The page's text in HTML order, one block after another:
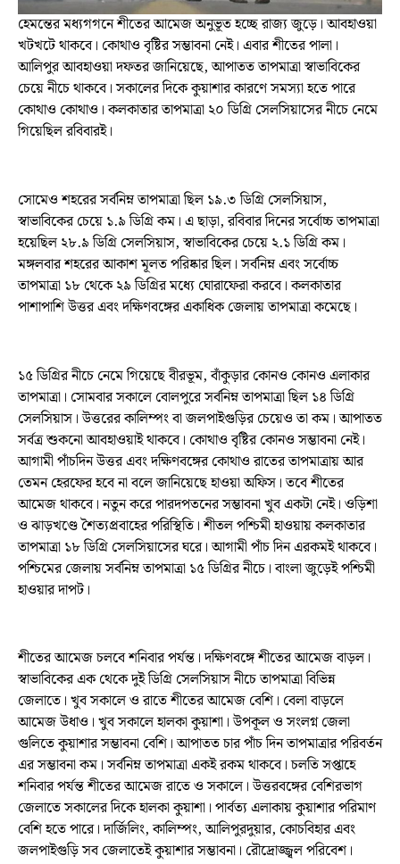
হেমন্তের মধ্যগগনে শীতের আমেজ অনুভূত হচ্ছে রাজ্য জুড়ে। আবহাওয়া
খটখটে থাকবে। কোথাও বৃষ্টির সম্ভাবনা নেই। এবার শীতের পালা।
আলিপুর আবহাওয়া দফতর জানিয়েছে, আপাতত তাপমাত্রা স্বাভাবিকের
চেয়ে নীচে থাকবে। সকালের দিকে কুয়াশার কারণে সমস্যা হতে পারে
কোথাও কোথাও। কলকাতার তাপমাত্রা ২০ ডিগ্রি সেলসিয়াসের নীচে নেমে
গিয়েছিল রবিবারই।
সোমেও শহরের সর্বনিম্ন তাপমাত্রা ছিল ১৯.৩ ডিগ্রি সেলসিয়াস,
স্বাভাবিকের চেয়ে ১.৯ ডিগ্রি কম। এ ছাড়া, রবিবার দিনের সর্বোচ্চ তাপমাত্রা
হয়েছিল ২৮.৯ ডিগ্রি সেলসিয়াস, স্বাভাবিকের চেয়ে ২.১ ডিগ্রি কম।
মঙ্গলবার শহরের আকাশ মূলত পরিষ্কার ছিল। সর্বনিম্ন এবং সর্বোচ্চ
তাপমাত্রা ১৮ থেকে ২৯ ডিগ্রির মধ্যে ঘোরাফেরা করবে। কলকাতার
পাশাপাশি উত্তর এবং দক্ষিণবঙ্গের একাধিক জেলায় তাপমাত্রা কমেছে।
১৫ ডিগ্রির নীচে নেমে গিয়েছে বীরভূম, বাঁকুড়ার কোনও কোনও এলাকার
তাপমাত্রা। সোমবার সকালে বোলপুরে সর্বনিম্ন তাপমাত্রা ছিল ১৪ ডিগ্রি
সেলসিয়াস। উত্তরের কালিম্পং বা জলপাইগুড়ির চেয়েও তা কম। আপাতত
সর্বত্র শুকনো আবহাওয়াই থাকবে। কোথাও বৃষ্টির কোনও সম্ভাবনা নেই।
আগামী পাঁচদিন উত্তর এবং দক্ষিণবঙ্গের কোথাও রাতের তাপমাত্রায় আর
তেমন হেরফের হবে না বলে জানিয়েছে হাওয়া অফিস। তবে শীতের
আমেজ থাকবে। নতুন করে পারদপতনের সম্ভাবনা খুব একটা নেই। ওড়িশা
ও ঝাড়খণ্ডে শৈত্যপ্রবাহের পরিস্থিতি। শীতল পশ্চিমী হাওয়ায় কলকাতার
তাপমাত্রা ১৮ ডিগ্রি সেলসিয়াসের ঘরে। আগামী পাঁচ দিন এরকমই থাকবে।
পশ্চিমের জেলায় সর্বনিম্ন তাপমাত্রা ১৫ ডিগ্রির নীচে। বাংলা জুড়েই পশ্চিমী
হাওয়ার দাপট।
শীতের আমেজ চলবে শনিবার পর্যন্ত। দক্ষিণবঙ্গে শীতের আমেজ বাড়ল।
স্বাভাবিকের এক থেকে দুই ডিগ্রি সেলসিয়াস নীচে তাপমাত্রা বিভিন্ন
জেলাতে। খুব সকালে ও রাতে শীতের আমেজ বেশি। বেলা বাড়লে
আমেজ উধাও। খুব সকালে হালকা কুয়াশা। উপকূল ও সংলগ্ন জেলা
গুলিতে কুয়াশার সম্ভাবনা বেশি। আপাতত চার পাঁচ দিন তাপমাত্রার পরিবর্তন
এর সম্ভাবনা কম। সর্বনিম্ন তাপমাত্রা একই রকম থাকবে। চলতি সপ্তাহে
শনিবার পর্যন্ত শীতের আমেজ রাতে ও সকালে। উত্তরবঙ্গের বেশিরভাগ
জেলাতে সকালের দিকে হালকা কুয়াশা। পার্বত্য এলাকায় কুয়াশার পরিমাণ
বেশি হতে পারে। দার্জিলিং, কালিম্পং, আলিপুরদুয়ার, কোচবিহার এবং
জলপাইগুড়ি সব জেলাতেই কুয়াশার সম্ভাবনা। রৌদ্রোজ্জ্বল পরিবেশ।